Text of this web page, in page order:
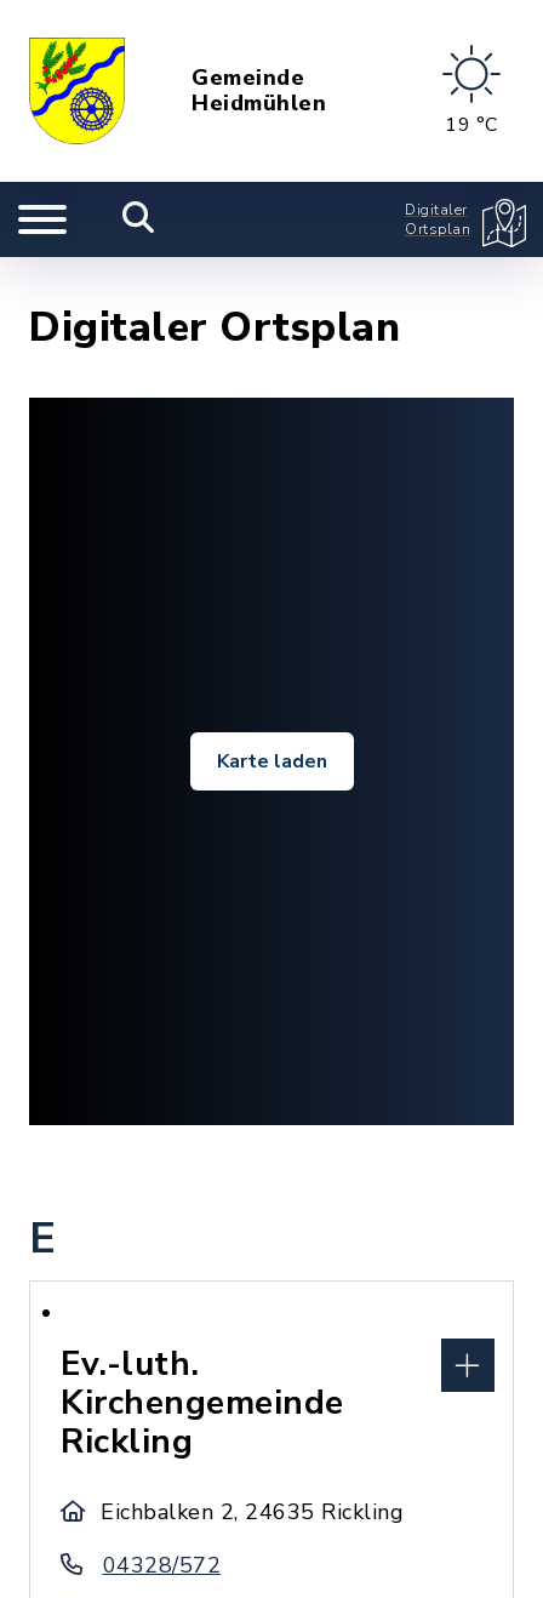
Gemeinde
Heidmühlen
19 °C
Digitaler
Ortsplan
Digitaler Ortsplan
Karte laden
E
Ev.-luth.
Kirchengemeinde
Rickling
Eichbalken 2, 24635 Rickling
04328/572